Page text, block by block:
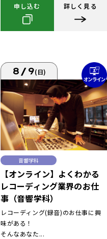
申し込む 詳しく見る
8/9(日)
音響学科
【オンライン】よくわかる
レコーディング業界のお仕
事（音響学科）
レコーディング(録音)のお仕事に興
味がある！
そんなあなた...